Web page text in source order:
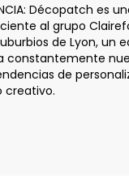
Décopatch es
al grupo
de Lyon, un
constantemente
de
creativo.